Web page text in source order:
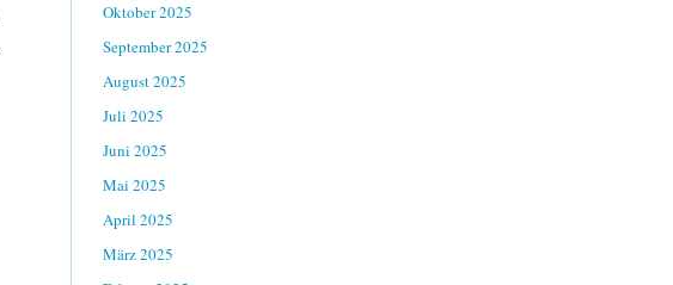
Oktober 2025
September 2025
August 2025
Juli 2025
Juni 2025
Mai 2025
April 2025
März 2025